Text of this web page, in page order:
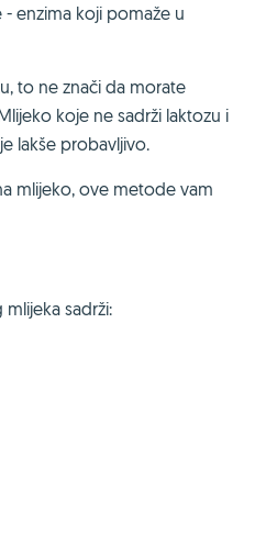
enzima koji pomaže u
to ne znači da morate
koje ne sadrži laktozu i
lakše probavljivo.
mlijeko, ove metode vam
sadrži: